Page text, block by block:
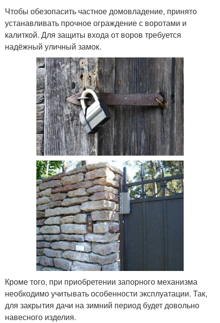
Чтобы обезопасить частное домовладение, принято
устанавливать прочное ограждение с воротами и
калиткой. Для защиты входа от воров требуется
надёжный уличный замок.
Кроме того, при приобретении запорного механизма
необходимо учитывать особенности эксплуатации. Так,
для закрытия дачи на зимний период будет довольно
навесного изделия.